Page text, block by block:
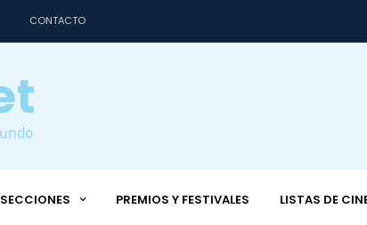
CONTACTO
SECCIONES PREMIOS Y FESTIVALES LISTAS DE